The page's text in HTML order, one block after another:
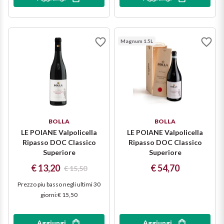
Friuli Venezia Giulia
Lombardia
Piemonte
Ripasso
Sauvignon
Sforzato di Valtellina
Trento DOC
Valpolicella
Dealcolati
Vedi tutti
BOLLA
LE POIANE Valpolicella
Ripasso DOC Classico
Superiore
€ 13,20 € 15,50
Prezzo piu basso negli ultimi 30
giorni:€ 15,50
BOLLA
LE POIANE Valpolicella
Ripasso DOC Classico
Superiore
€ 54,70
Magnum 1.5L